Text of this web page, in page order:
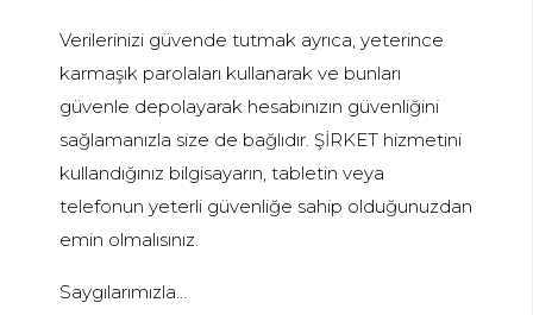
Verilerinizi güvende tutmak ayrıca, yeterince
karmaşık parolaları kullanarak ve bunları
güvenle depolayarak hesabınızın güvenliğini
sağlamanızla size de bağlıdır. ŞİRKET hizmetini
kullandığınız bilgisayarın, tabletin veya
telefonun yeterli güvenliğe sahip olduğunuzdan
emin olmalısınız.
Saygılarımızla…